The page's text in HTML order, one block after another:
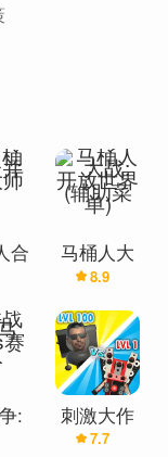
。任务是结
强大的怪
锁更大的怪物
合
马桶人大
战:开放世
界(辅助菜
单)
8.9
:
刺激大作
战.合并马
7.7